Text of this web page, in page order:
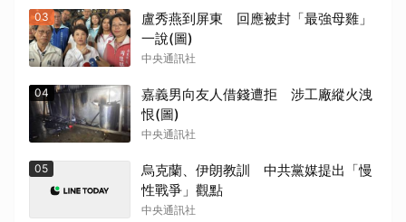
03
盧秀燕到屏東 回應被封「最強母雞」
一說(圖)
中央通訊社
04
嘉義男向友人借錢遭拒 涉工廠縱火洩
恨(圖)
中央通訊社
05
烏克蘭、伊朗教訓 中共黨媒提出「慢
性戰爭」觀點
中央通訊社